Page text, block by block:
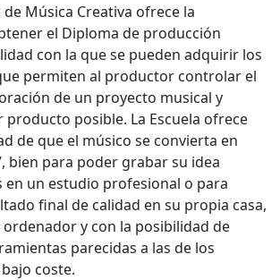
de Música Creativa ofrece la
el Diploma de producción
con la que se pueden adquirir los
permiten al productor controlar el
de un proyecto musical y
posible. La Escuela ofrece
de que el músico se convierta en
bien para poder grabar su idea
en un estudio profesional o para
final de calidad en su propia casa,
y con la posibilidad de
parecidas a las de los
coste.